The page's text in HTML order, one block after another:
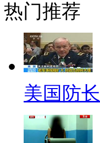
(开场：)鹦
场！！并严
题板。
1 最近一
A 个子很
B 多次整
热门推荐
美国防